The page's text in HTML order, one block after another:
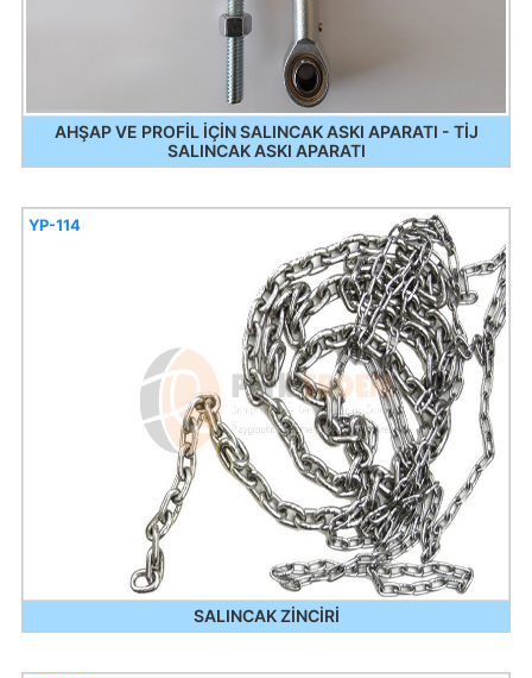
AHŞAP VE PROFİL İÇİN SALINCAK ASKI APARATI - TİJ
SALINCAK ASKI APARATI
SALINCAK ZİNCİRİ
YP-114